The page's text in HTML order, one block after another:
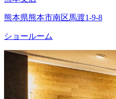
熊本県熊本市南区馬渡1-9-8
ショールーム